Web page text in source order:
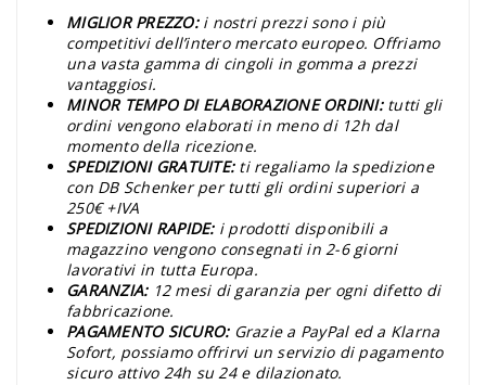
MIGLIOR PREZZO: i nostri prezzi sono i più
competitivi dell’intero mercato europeo. Offriamo
una vasta gamma di cingoli in gomma a prezzi
vantaggiosi.
MINOR TEMPO DI ELABORAZIONE ORDINI: tutti gli
ordini vengono elaborati in meno di 12h dal
momento della ricezione.
SPEDIZIONI GRATUITE: ti regaliamo la spedizione
con DB Schenker per tutti gli ordini superiori a
250€ +IVA
SPEDIZIONI RAPIDE: i prodotti disponibili a
magazzino vengono consegnati in 2-6 giorni
lavorativi in tutta Europa.
GARANZIA: 12 mesi di garanzia per ogni difetto di
fabbricazione.
PAGAMENTO SICURO: Grazie a PayPal ed a Klarna
Sofort, possiamo offrirvi un servizio di pagamento
sicuro attivo 24h su 24 e dilazionato.